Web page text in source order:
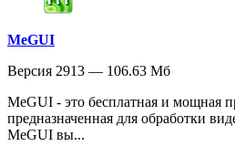
MeGUI
Версия 2913 — 106.63 Мб
MeGUI - это бесплатная и мощная
предназначенная для обработки
MeGUI вы...